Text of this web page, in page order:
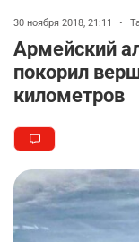
30 ноября 2018, 21:11 •
Армейский
покорил
километров